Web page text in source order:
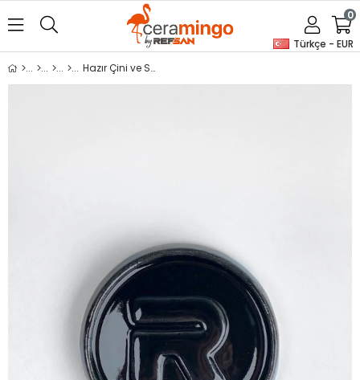
Türkçe - EUR
0
Hazır Çini ve Seramik Boyası 789 Kobalt Siyah